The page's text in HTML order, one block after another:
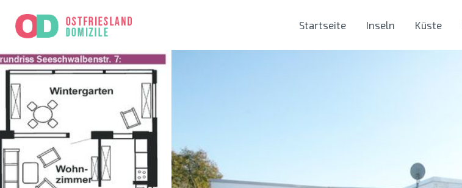
Startseite Inseln Küste